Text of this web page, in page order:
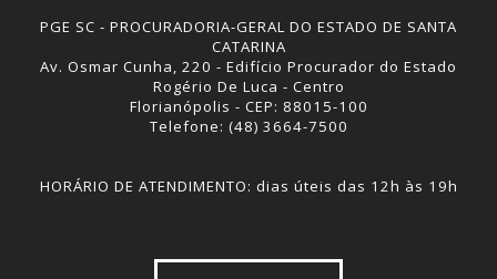
PGE SC - PROCURADORIA-GERAL DO ESTADO DE SANTA
CATARINA
Av. Osmar Cunha, 220 - Edifício Procurador do Estado
Rogério De Luca - Centro
Florianópolis - CEP: 88015-100
Telefone: (48) 3664-7500
HORÁRIO DE ATENDIMENTO: dias úteis das 12h às 19h